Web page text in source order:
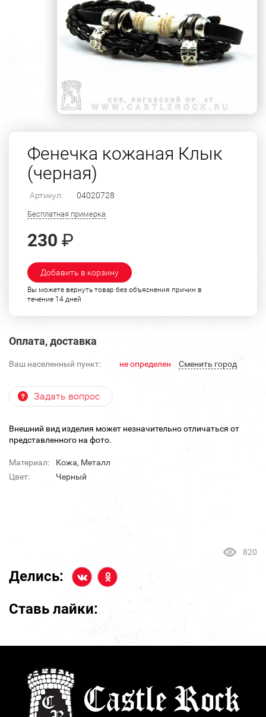
Фенечка кожаная Клык
(черная)
Артикул: 04020728
Бесплатная примерка
230 ₽
Добавить в корзину
Вы можете вернуть товар без объяснения причин в
течение 14 дней
Оплата, доставка
Ваш населенный пункт: не определен Cменить город
Задать вопрос
Внешний вид изделия может незначительно отличаться от
представленного на фото.
Материал:
Кожа, Металл
Цвет:
Черный
820
Делись:
Ставь лайки: